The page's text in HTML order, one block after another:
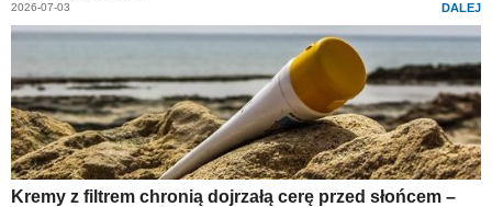
2026-07-03 DALEJ
Kremy z filtrem chronią dojrzałą cerę przed słońcem –